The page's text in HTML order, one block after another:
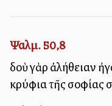
Ψαλμ. 50,8
ἰδοὺ γὰρ ἀλήθειαν
κρύφια τῆς σοφίας